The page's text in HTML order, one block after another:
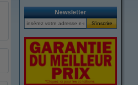
Newsletter